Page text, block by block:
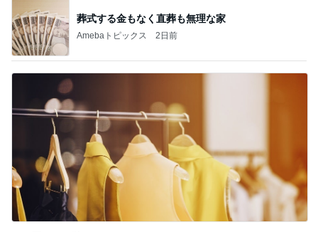
葬式する金もなく直葬も無理な家
Amebaトピックス 2日前